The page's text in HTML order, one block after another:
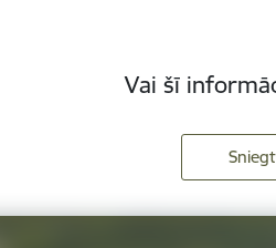
Vai šī